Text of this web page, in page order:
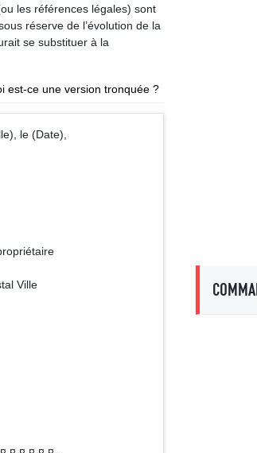
les références légales) sont
réserve de l’évolution de la
se substituer à la
est-ce une version tronquée ?